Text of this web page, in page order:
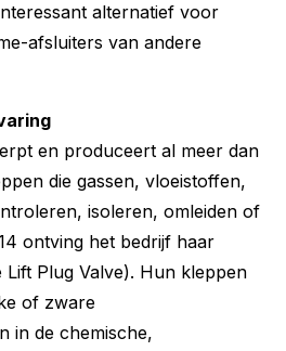
alternatief voor
afsluiters van andere
en produceert al meer dan
die gassen, vloeistoffen,
isoleren, omleiden of
ontving het bedrijf haar
Plug Valve). Hun kleppen
of zware
in de chemische,